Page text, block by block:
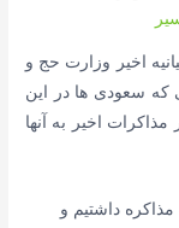
اخیر وزارت حج و
سعودی ها در این
مذاکرات اخیر به آنها
سعودی بیش از 20 ساعت مذاکره داشتیم و